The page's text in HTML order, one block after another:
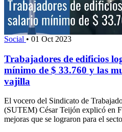
Social • 01 Oct 2023
Trabajadores de edificios
mínimo de $ 33.760 y las
vajilla
El vocero del Sindicato de
(SUTEM) César Teijón explicó en
mejoras que se lograron para el